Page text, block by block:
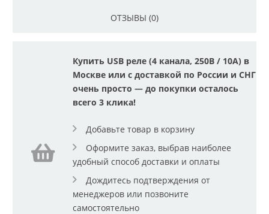
ОТЗЫВЫ (0)
Купить USB реле (4 канала, 250В / 10А) в
Москве или с доставкой по России и СНГ
очень просто — до покупки осталось
всего 3 клика!
Добавьте товар в корзину
Оформите заказ, выбрав наиболее
удобный способ доставки и оплаты
Дождитесь подтверждения от
менеджеров или позвоните
самостоятельно